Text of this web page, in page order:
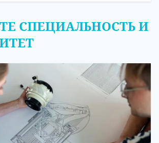
СПЕЦИАЛЬНОСТЬ И